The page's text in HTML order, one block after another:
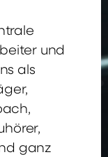
und
als
ganz